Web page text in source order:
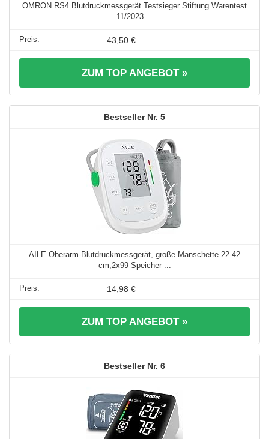
OMRON RS4 Blutdruckmessgerät Testsieger Stiftung Warentest
11/2023 ...
43,50 €
ZUM TOP ANGEBOT »
5
AILE Oberarm-Blutdruckmessgerät, große Manschette 22-42
cm,2x99 Speicher ...
14,98 €
ZUM TOP ANGEBOT »
6